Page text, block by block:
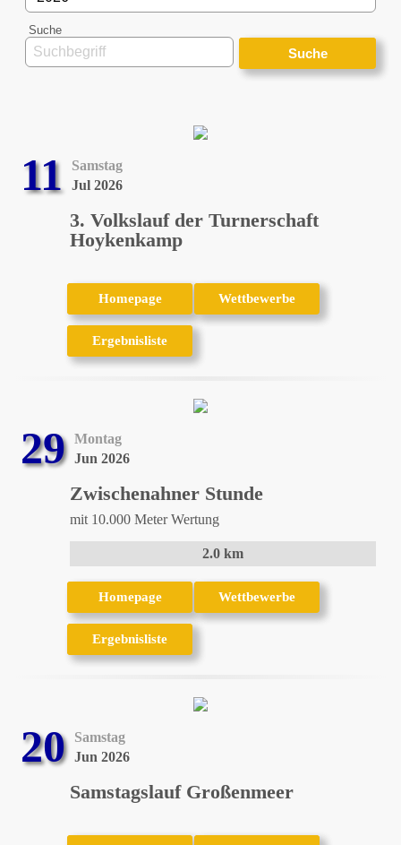
Suche
11
Samstag
Jul 2026
3. Volkslauf der Turnerschaft
Hoykenkamp
Homepage
Homepage Wettbewerbe
Wettbewerbe
Ergebnisliste
Ergebnisliste
29 Montag
Jun 2026
Zwischenahner Stunde
mit 10.000 Meter Wertung
2.0 km
Homepage
Homepage Wettbewerbe
Wettbewerbe
Ergebnisliste
Ergebnisliste
20
Samstag
Jun 2026
Samstagslauf Großenmeer